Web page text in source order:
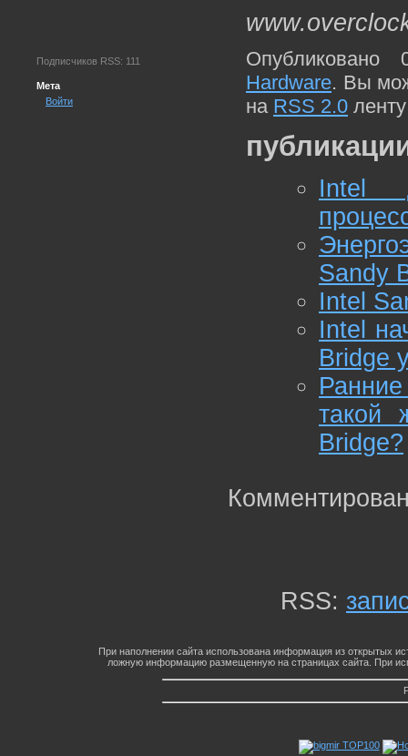
Подписчиков RSS: 111
Мета
Войти
Hardware. Вы
на RSS 2.0
Intel
Sandy
Intel
Intel
Bridge
такой
Bridge?
RSS:
При наполнении сайта использована информация из открытых
ложную информацию размещенную на страницах сайта. При